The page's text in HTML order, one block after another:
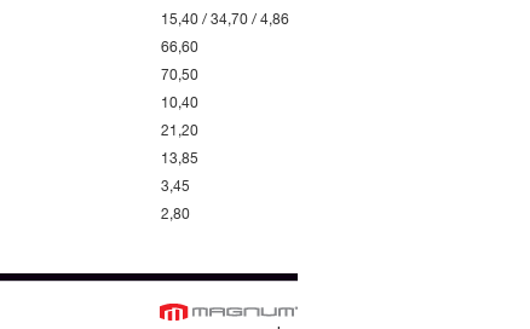
15,40 / 34,70 / 4,86
66,60
70,50
10,40
21,20
13,85
3,45
2,80